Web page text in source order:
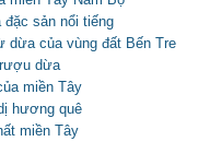
sản nổi tiếng
dừa của vùng đất Bến Tre
dừa
miền Tây
hương quê
miền Tây